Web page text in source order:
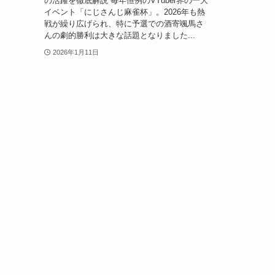
イベント「にじさんじ麻雀杯」。2026年も熱
戦が繰り広げられ、特に予選での酒寄颯馬さ
んの劇的勝利は大きな話題となりました...
2026年1月11日